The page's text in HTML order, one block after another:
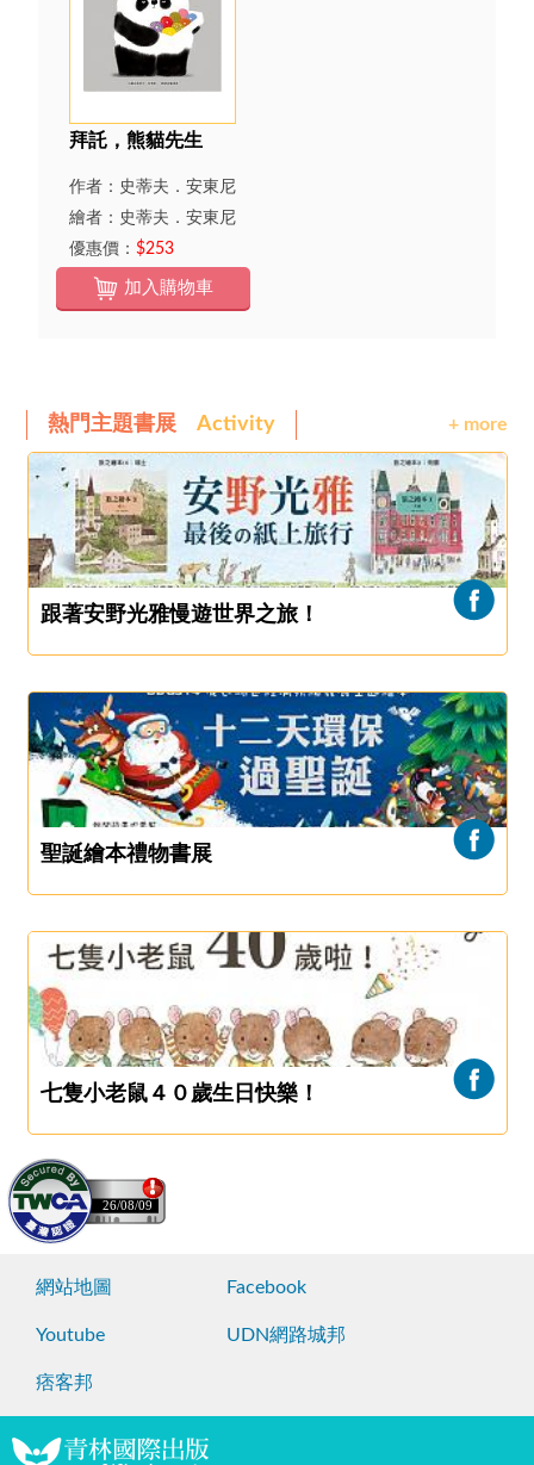
拜託，熊貓先生
作者：史蒂夫．安東尼
繪者：史蒂夫．安東尼
優惠價：$253
加入購物車
熱門主題書展 Activity + more
跟著安野光雅慢遊世界之旅！
聖誕繪本禮物書展
七隻小老鼠４０歲生日快樂！
26/08/09
網站地圖 Facebook
Youtube UDN網路城邦
痞客邦